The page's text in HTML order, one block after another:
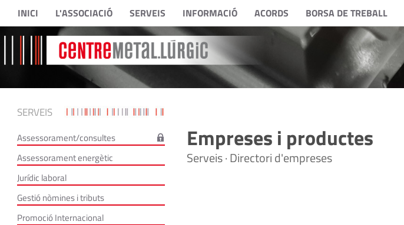
INICI L'ASSOCIACIÓ SERVEIS INFORMACIÓ ACORDS BORSA DE TREBALL
SERVEIS
Assessorament/consultes
Assessorament energètic
Jurídic laboral
Gestió nòmines i tributs
Promoció Internacional
Empreses i productes
Serveis · Directori d'empreses